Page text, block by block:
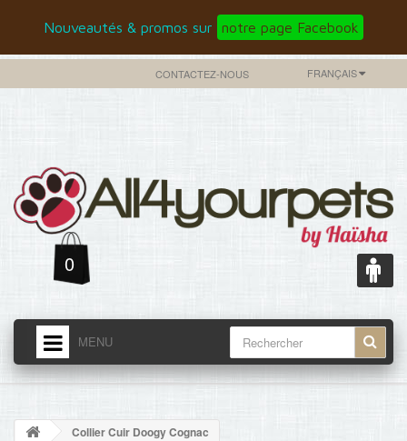
Nouveautés & promos sur notre page Facebook
FRANÇAIS
CONTACTEZ-NOUS
0
MENU
ACCUEIL
NOUVELLES
Collier Cuir Doogy Cognac